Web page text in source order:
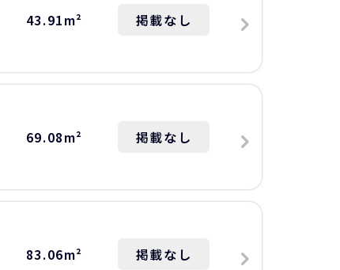
43.91m² 掲載なし
69.08m² 掲載なし
83.06m² 掲載なし